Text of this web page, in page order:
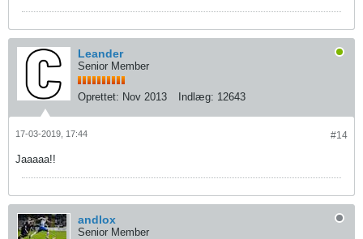
Leander
Senior Member
Oprettet: Nov 2013 Indlæg: 12643
#14
17-03-2019, 17:44
Jaaaaa!!
andlox
Senior Member